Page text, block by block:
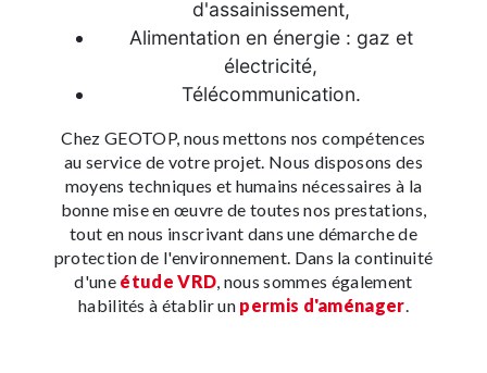
d'assainissement,
Alimentation en énergie : gaz et
électricité,
Télécommunication.
Chez GEOTOP, nous mettons nos compétences
au service de votre projet. Nous disposons des
moyens techniques et humains nécessaires à la
bonne mise en œuvre de toutes nos prestations,
tout en nous inscrivant dans une démarche de
protection de l'environnement. Dans la continuité
d'une étude VRD, nous sommes également
habilités à établir un permis d'aménager.